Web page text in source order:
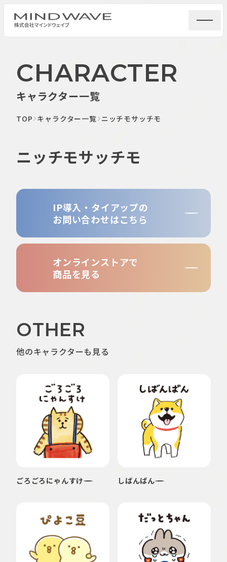
CHARACTER
キャラクター一覧
TOP キャラクター一覧 ニッチモサッチモ
ニッチモサッチモ
IP導入・タイアップの
お問い合わせはこちら
オンラインストアで
商品を見る
OTHER
他のキャラクターも見る
ごろごろにゃんすけ しばんばん